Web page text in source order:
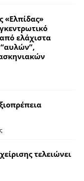
«Ελπίδας»
ελάχιστα
τελειώνει